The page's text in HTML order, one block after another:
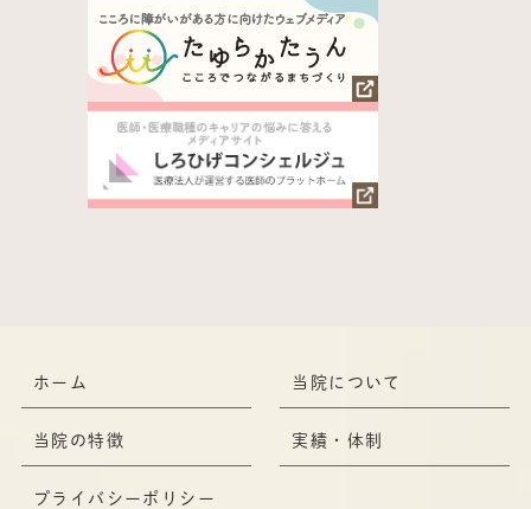
ホーム 当院について
当院の特徴 実績・体制
プライバシーポリシー